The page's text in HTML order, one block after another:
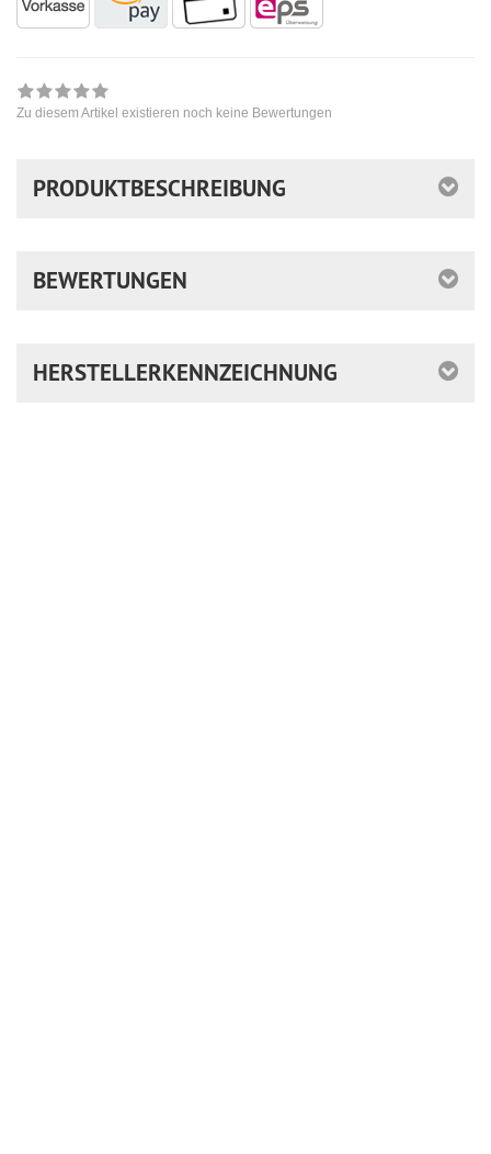
Zu diesem Artikel existieren noch keine Bewertungen
PRODUKTBESCHREIBUNG
BEWERTUNGEN
HERSTELLERKENNZEICHNUNG